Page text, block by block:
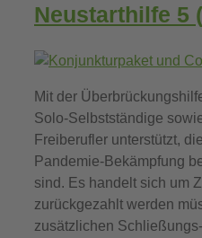
Neustarthilfe 5
Mit der
Solo-Selbstständige
Freiberufler unterstützt,
Pandemie-Bekämpfung
sind. Es handelt sich um
zurückgezahlt werden
zusätzlichen